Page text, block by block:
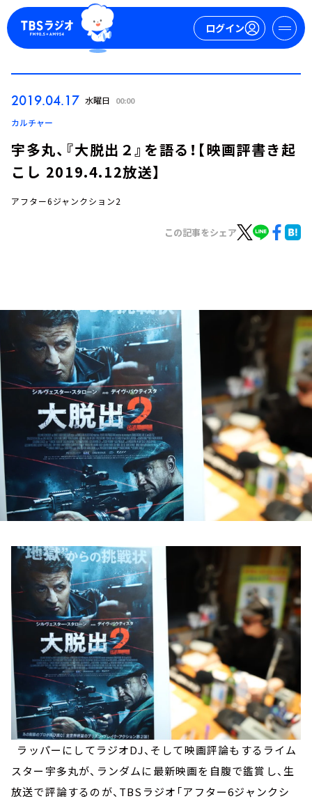
ログイン
お知らせ
イベント・グッズ
YouTube
会社情報
2019.04.17 水曜日 00:00
カルチャー
宇多丸、『大脱出２』を語る！【映画評書き起
こし 2019.4.12放送】
アフター6ジャンクション2
この記事をシェア
ラッパーにしてラジオDJ、そして映画評論もするライム
スター宇多丸が、ランダムに最新映画を自腹で鑑賞し、生
放送で評論するのが、TBSラジオ「アフター6ジャンクシ